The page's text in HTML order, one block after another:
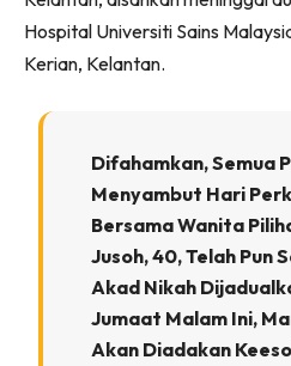
Hospital Universiti Sains
Kerian, Kelantan.
Difahamkan, Semua
Menyambut Hari
Bersama Wanita
Jusoh, 40, Telah Pun
Akad Nikah
Jumaat Malam Ini,
Akan Diadakan